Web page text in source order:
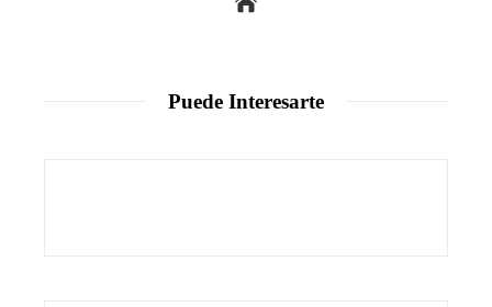
Puede Interesarte